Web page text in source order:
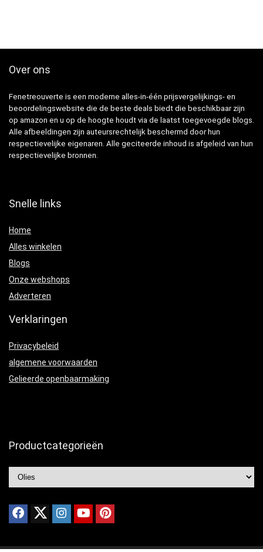
Over ons
Fenetreouverte is een moderne alles-in-één prijsvergelijkings- en
beoordelingswebsite die de beste deals biedt die beschikbaar zijn
op amazon en u op de hoogte houdt via de laatst toegevoegde blogs.
Alle afbeeldingen zijn auteursrechtelijk beschermd door hun
respectievelijke eigenaren. Alle geciteerde inhoud is afgeleid van hun
respectievelijke bronnen.
Snelle links
Home
Alles winkelen
Blogs
Onze webshops
Adverteren
Verklaringen
Privacybeleid
algemene voorwaarden
Gelieerde openbaarmaking
Productcategorieën